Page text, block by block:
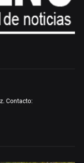
Contacto: